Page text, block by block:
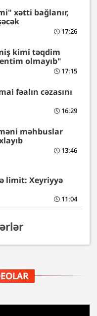
xətti bağlanır,
17:26
kimi təqdim
olmayıb"
17:15
fəalın cəzasını
16:29
məhbuslar
13:46
limit: Xeyriyyə
11:04